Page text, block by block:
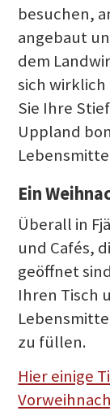
besuchen,
angebaut
dem
sich
Sie Ihre
Uppland
Ein
Überall in
und Cafés,
geöffnet
Ihren Tisch
zu füllen.
Hier einige